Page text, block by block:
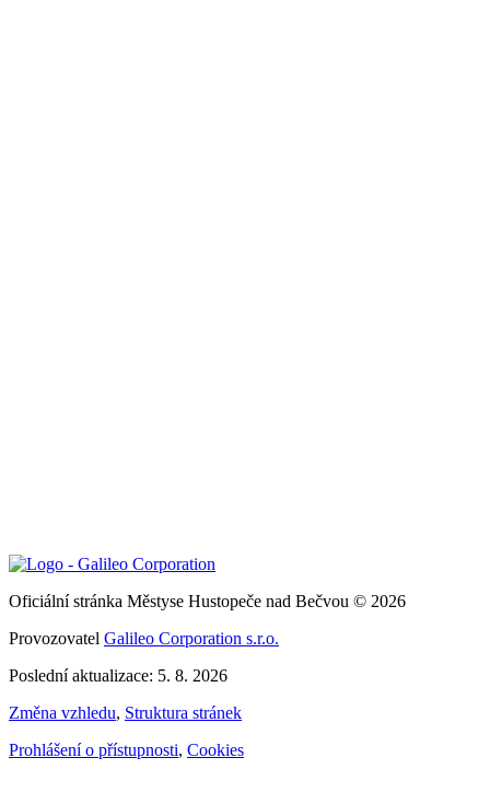
Oficiální stránka Městyse Hustopeče nad Bečvou © 2026
Provozovatel Galileo Corporation s.r.o.
Poslední aktualizace: 5. 8. 2026
Změna vzhledu, Struktura stránek
Prohlášení o přístupnosti, Cookies